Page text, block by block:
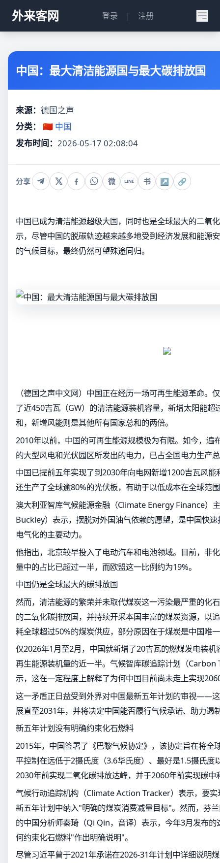
外来客网 登录 | 注册
中国：最大清洁能源国与最大碳排放国
来源： 德国之声
分类：
🇨🇳 中国
发布时间： 2026-05-17 02:08:04
分享 微 LINE 书 ↗ 🔗
中国已成为清洁能源超级大国，同时也是全球最大的二氧
示，尽管中国的脱碳轨迹越来越多地受到经济发展和能源
的气候目标，最终仍然可望殊途同归。
（德国之声中文网）中国正在经历一场可再生能源革命。
了近450吉瓦（GW）的清洁能源装机容量，新增太阳能超
和，新增风能则是其他所有国家总和的两倍。
2010年以前，中国的可再生能源规模极为有限。如今，遍
的大型风电和光伏园区所发出的电力，已占全国电力生产
中国已提前五年实现了到2030年向电网新增1200吉瓦风
还生产了全球逾80%的光伏板，有助于以低成本在全球范
澳大利亚智库气候能源金融（Climate Energy Finance）
Buckley）表示，摆脱对外国油气依赖的愿望，是中国快
电气化的主要动力。
他指出，北京较早投入了电动汽车和电池领域。目前，非
量中的占比已超过一半，而欧盟这一比例约为19%。
中国仍是全球最大的碳排放国
然而，清洁能源的繁荣并未取代煤炭这一污染最严重的化
的二氧化碳排放国，并持续开采本国丰富的煤炭资源，以
耗全球超过50%的煤炭供应，部分原因在于煤炭是中国唯
仅2026年1月至2月，中国就新增了20吉瓦的燃煤发电装
再生能源装机量的近一半。气候智库碳追踪计划（
示，这在一定程度上解释了为何中国目前尚未走上实现
这一矛盾正日益受到外界对中国最新五年计划的审视——
展直至2031年，并将决定中国能否履行气候承诺、助力遏
新五年计划没有明确约束化石燃料
2015年，中国签署了《巴黎气候协定》，该协定旨在将全
平控制在远低于2摄氏度（3.6华氏度）、最好是1.5摄氏度
2030年前实现二氧化碳排放达峰，并于2060年前实现碳中
气候行动追踪机构（Climate Action Tracker）表示，要
新五年计划中纳入"明确的煤炭消费减量目标"。然而，芬
的中国分析师秦琦（Qi Qin，音译）表示，今年3月发布
何约束化石燃料"作出明确说明"。
尽管习近平曾于2021年承诺在2026-31年计划中详细说明